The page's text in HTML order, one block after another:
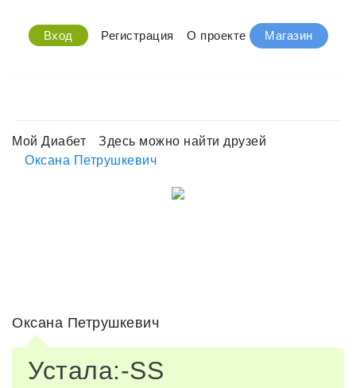
Вход Регистрация О проекте Магазин
Мой Диабет
Здесь можно найти друзей
Оксана Петрушкевич
Оксана Петрушкевич
Устала:-SS